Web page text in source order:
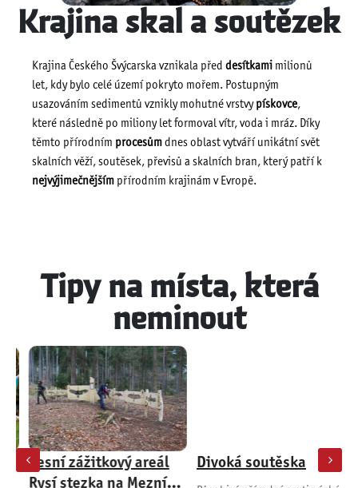
Krajina skal a soutězek
Krajina Českého Švýcarska vznikala před desítkami milionů
let, kdy bylo celé území pokryto mořem. Postupným
usazováním sedimentů vznikly mohutné vrstvy pískovce,
které následně po miliony let formoval vítr, voda i mráz. Díky
těmto přírodním procesům dnes oblast vytváří unikátní svět
skalních věží, soutěsek, převisů a skalních bran, který patří k
nejvýjimečnějším přírodním krajinám v Evropě.
Tipy na místa, která
neminout
Lesní zážitkový areál
Rysí stezka na Mezní
Divoká soutěska